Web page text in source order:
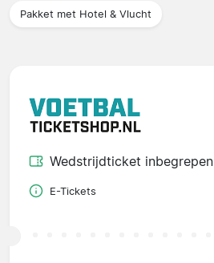
Pakket met Hotel & Vlucht
Wedstrijdticket inbegrepen
E-Tickets